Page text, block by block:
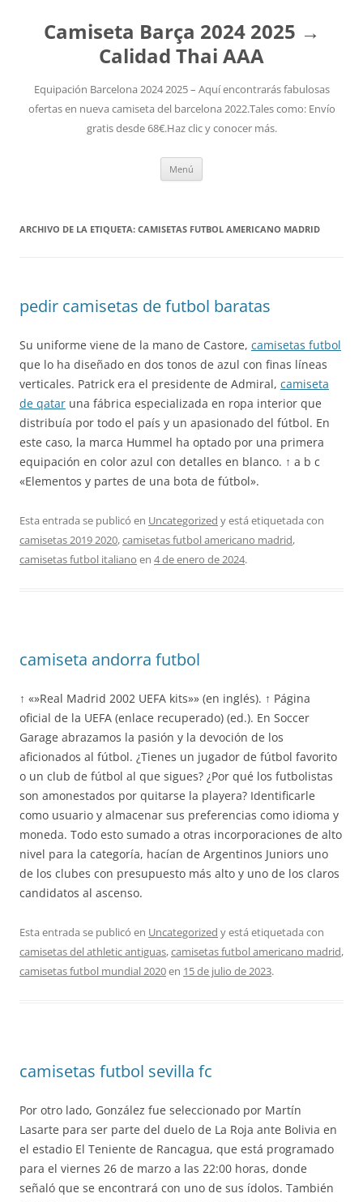
Camiseta Barça 2024 2025 →
Calidad Thai AAA
Equipación Barcelona 2024 2025 – Aquí encontrarás fabulosas
ofertas en nueva camiseta del barcelona 2022.Tales como: Envío
gratis desde 68€.Haz clic y conocer más.
Menú
ARCHIVO DE LA ETIQUETA: CAMISETAS FUTBOL AMERICANO MADRID
pedir camisetas de futbol baratas
Su uniforme viene de la mano de Castore, camisetas futbol
que lo ha diseñado en dos tonos de azul con finas líneas
verticales. Patrick era el presidente de Admiral, camiseta
de qatar una fábrica especializada en ropa interior que
distribuía por todo el país y un apasionado del fútbol. En
este caso, la marca Hummel ha optado por una primera
equipación en color azul con detalles en blanco. ↑ a b c
«Elementos y partes de una bota de fútbol».
Esta entrada se publicó en Uncategorized y está etiquetada con
camisetas 2019 2020,camisetas futbol americano madrid,
camisetas futbol italiano en 4 de enero de 2024.
camiseta andorra futbol
↑ «»Real Madrid 2002 UEFA kits»» (en inglés). ↑ Página
oficial de la UEFA (enlace recuperado) (ed.). En Soccer
Garage abrazamos la pasión y la devoción de los
aficionados al fútbol. ¿Tienes un jugador de fútbol favorito
o un club de fútbol al que sigues? ¿Por qué los futbolistas
son amonestados por quitarse la playera? Identificarle
como usuario y almacenar sus preferencias como idioma y
moneda. Todo esto sumado a otras incorporaciones de alto
nivel para la categoría, hacían de Argentinos Juniors uno
de los clubes con presupuesto más alto y uno de los claros
candidatos al ascenso.
Esta entrada se publicó en Uncategorized y está etiquetada con
camisetas del athletic antiguas,camisetas futbol americano madrid,
camisetas futbol mundial 2020en 15 de julio de 2023.
camisetas futbol sevilla fc
Por otro lado, González fue seleccionado por Martín
Lasarte para ser parte del duelo de La Roja ante Bolivia en
el estadio El Teniente de Rancagua, que está programado
para el viernes 26 de marzo a las 22:00 horas, donde
señaló que se encontrará con uno de sus ídolos. También